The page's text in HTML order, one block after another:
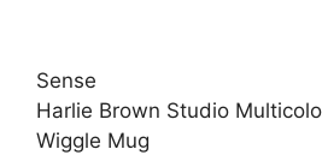
Sense
Harlie Brown Studio
Wiggle Mug